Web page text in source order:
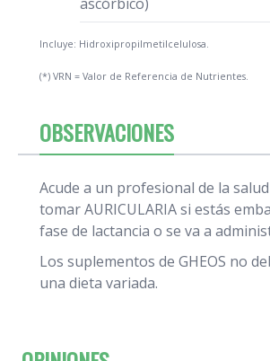
Incluye: Hidroxipropilmetilcelulosa.
(*) VRN = Valor de Referencia de Nutrientes.
OBSERVACIONES
Acude a un profesional de la
tomar AURICULARIA si estás
fase de lactancia o se va a
Los suplementos de GHEOS no
una dieta variada.